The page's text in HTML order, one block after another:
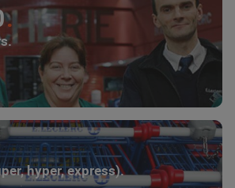
hyper, express).